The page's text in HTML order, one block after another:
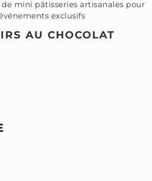
AU CHOCOLAT